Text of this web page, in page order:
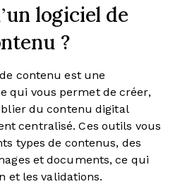
logiciel de
?
contenu est une
qui vous permet de créer,
du contenu digital
centralisé. Ces outils vous
types de contenus, des
et documents, ce qui
et les validations.